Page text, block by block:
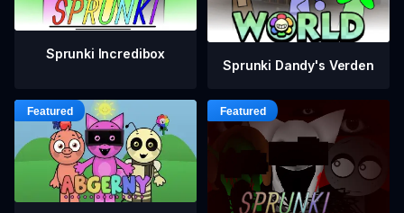
Sprunki Incredibox
Sprunki Dandy's Verden